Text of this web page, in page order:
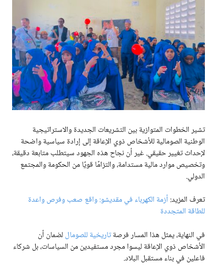
تشير الخطوات المتوازية بين التشريعات الجديدة والاستراتيجية
الوطنية الصومالية للأشخاص ذوي الإعاقة إلى إرادة سياسية واضحة
لإحداث تغيير حقيقي. غير أن نجاح هذه الجهود سيتطلب متابعة دقيقة،
وتخصيص موارد مالية مستدامة، والتزامًا قويًا من الحكومة والمجتمع
الدولي.
تعرف المزيد: أزمة الكهرباء في مقديشو: واقع صعب وفرص واعدة
للطاقة المتجددة
في النهاية، يمثل هذا المسار فرصةتاريخية للصوماللضمان أن
الأشخاص ذوي الإعاقة ليسوا مجرد مستفيدين من السياسات، بل شركاء
فاعلين في بناء مستقبل البلاد.